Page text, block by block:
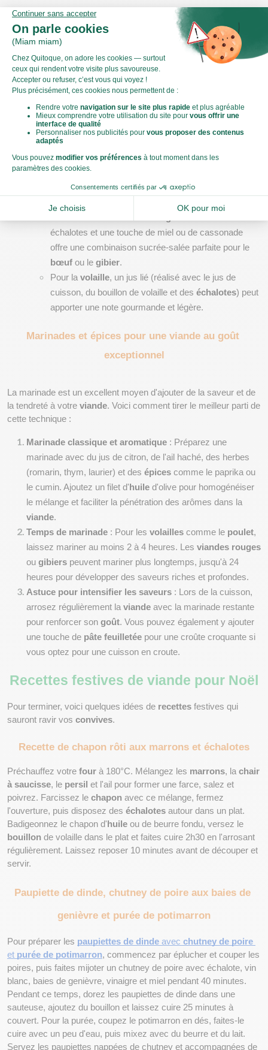
Les accompagnements
jouent un rôle déterminant
pour mettre en valeur la viande
et créer une expérience
gustative complète. Voici quelques suggestions pour magnifier
chaque plat :
Accompagnements classiques et originaux
douceur et de couleur.
Légumes grillés (pommes de terre, choux de
Bruxelles, courge) qui apportent une texture
croquante.
Pommes de terre au four
parfaits pour accompagner une volaille
échalotes et une touche de miel ou de cassonade
bœuf ou le gibier.
Pour la volaille, un jus lié (réalisé avec le jus de
cuisson, du bouillon de volaille et des échalotes) peut
apporter une note gourmande et légère.
Marinades et épices pour une viande au goût
exceptionnel
La marinade est un excellent moyen d'ajouter de la saveur et de
la tendreté à votre viande. Voici comment tirer le meilleur parti de
cette technique :
Marinade classique et aromatique : Préparez une
marinade avec du jus de citron, de l'ail haché, des herbes
(romarin, thym, laurier) et des épices comme le paprika ou
le cumin. Ajoutez un filet d' huile d'olive pour homogénéiser
viande.
Temps de marinade : Pour les volailles comme le poulet,
laissez mariner au moins 2 à 4 heures. Les viandes rouges
ou gibiers peuvent mariner plus longtemps, jusqu'à 24
heures pour développer des saveurs riches et profondes.
Astuce pour intensifier les saveurs : Lors de la cuisson,
arrosez régulièrement la viande avec la marinade restante
pour renforcer son goût. Vous pouvez également y ajouter
une touche de pâte feuilletée pour une croûte croquante si
vous optez pour une cuisson en croute.
Recettes festives de viande pour Noël
Pour terminer, voici quelques idées de recettes festives qui
sauront ravir vos convives.
Recette de chapon rôti aux marrons et échalotes
Préchauffez votre four à 180°C. Mélangez les marrons, la chair
à saucisse, le persil et l'ail pour former une farce, salez et
poivrez. Farcissez le chapon avec ce mélange, fermez
l'ouverture, puis disposez des échalotes autour dans un plat.
Badigeonnez le chapon d' huile
bouillon de volaille dans le plat et faites cuire 2h30 en l'arrosant
régulièrement. Laissez reposer 10 minutes avant de découper et
servir.
Paupiette de dinde, chutney de poire aux baies de
genièvre et purée de potimarron
Pour préparer les paupiettes de dinde avec chutney de poire
et purée de potimarron, commencez par éplucher et couper les
poires, puis faites mijoter un chutney de poire avec échalote, vin
blanc, baies de genièvre, vinaigre et miel pendant 40 minutes.
Pendant ce temps, dorez les paupiettes de dinde dans une
sauteuse, ajoutez du bouillon et laissez cuire 25 minutes à
couvert. Pour la purée, coupez le potimarron en dés, faites-le
cuire avec un peu d'eau, puis mixez avec du beurre et du lait.
Servez les paupiettes nappées de chutney et accompagnées de